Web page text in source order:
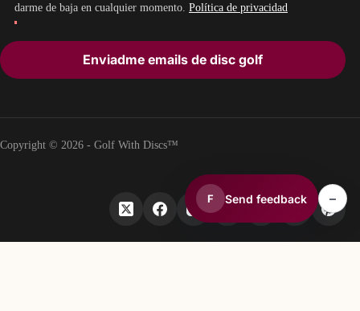
darme de baja en cualquier momento. Política de privacidad
Enviadme emails de disc golf
Copyright © 2026 - Golf With Discs™
F Send feedback –